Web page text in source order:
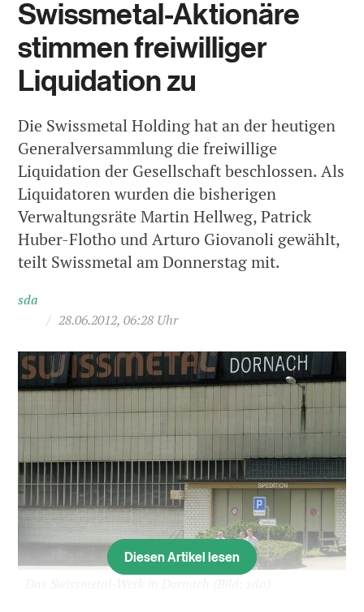
Swissmetal-Aktionäre
stimmen freiwilliger
Liquidation zu
Die Swissmetal Holding hat an der heutigen
Generalversammlung die freiwillige
Liquidation der Gesellschaft beschlossen. Als
Liquidatoren wurden die bisherigen
Verwaltungsräte Martin Hellweg, Patrick
Huber-Flotho und Arturo Giovanoli gewählt,
teilt Swissmetal am Donnerstag mit.
sda
/ 28.06.2012, 06:28 Uhr
Diesen Artikel lesen